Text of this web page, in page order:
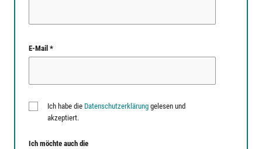
E-Mail *
Ich habe die Datenschutzerklärung gelesen und
akzeptiert.
Ich möchte auch die